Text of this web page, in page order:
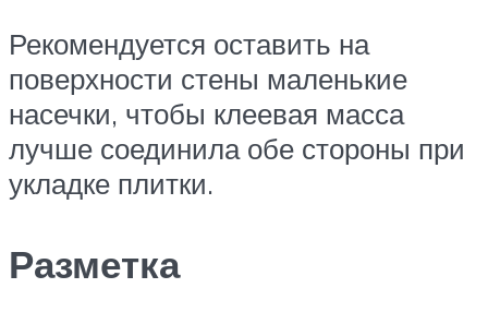
Рекомендуется оставить на
поверхности стены маленькие
насечки, чтобы клеевая масса
лучше соединила обе стороны при
укладке плитки.
Разметка